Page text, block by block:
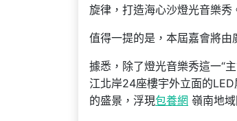
旋律，打造海心沙燈光音樂秀
值得一提的是，本屆嘉會將由
據悉，除了燈光音樂秀這一“
江北岸24座樓宇外立面的
的盛景，浮現包養網 嶺南地